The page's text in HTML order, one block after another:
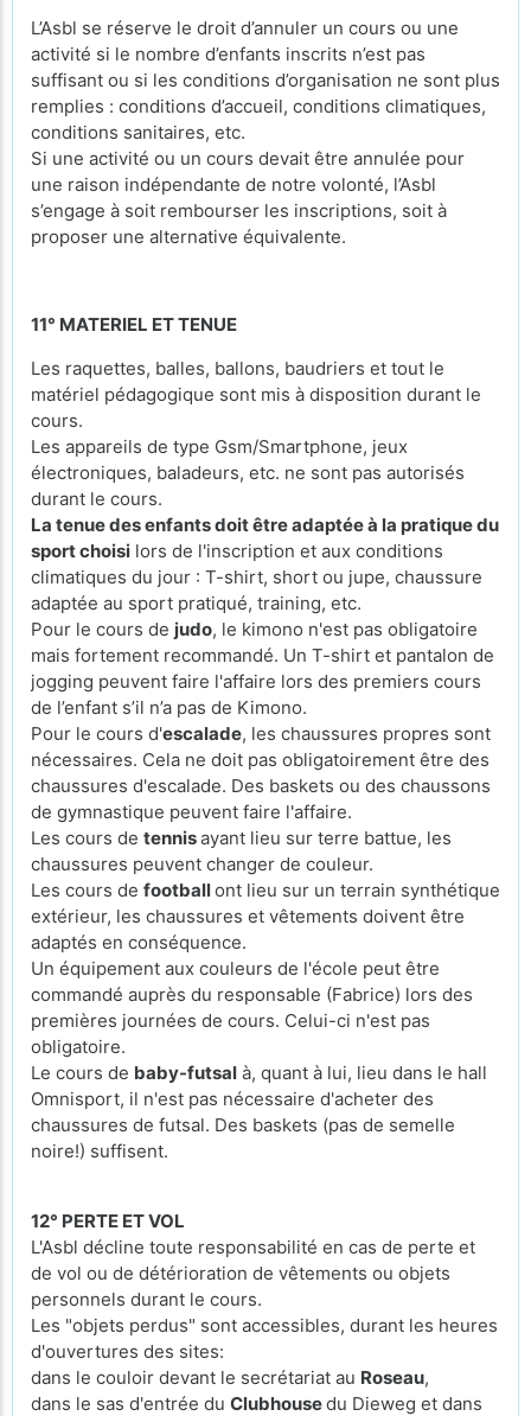
L’Asbl se réserve le droit d’annuler un cours ou une
activité si le nombre d’enfants inscrits n’est pas
suffisant ou si les conditions d’organisation ne sont plus
remplies : conditions d’accueil, conditions climatiques,
conditions sanitaires, etc.
Si une activité ou un cours devait être annulée pour
une raison indépendante de notre volonté, l’Asbl
s’engage à soit rembourser les inscriptions, soit à
proposer une alternative équivalente.
11° MATERIEL ET TENUE
Les raquettes, balles, ballons, baudriers et tout le
matériel pédagogique sont mis à disposition durant le
cours.
Les appareils de type Gsm/Smartphone, jeux
électroniques, baladeurs, etc. ne sont pas autorisés
durant le cours.
La tenue des enfants doit être adaptée à la pratique du
sport choisi lors de l'inscription et aux conditions
climatiques du jour : T-shirt, short ou jupe, chaussure
adaptée au sport pratiqué, training, etc.
Pour le cours de judo, le kimono n'est pas obligatoire
mais fortement recommandé. Un T-shirt et pantalon de
jogging peuvent faire l'affaire lors des premiers cours
de l’enfant s’il n’a pas de Kimono.
Pour le cours d'escalade, les chaussures propres sont
nécessaires. Cela ne doit pas obligatoirement être des
chaussures d'escalade. Des baskets ou des chaussons
de gymnastique peuvent faire l'affaire.
Les cours de tennisayant lieu sur terre battue, les
chaussures peuvent changer de couleur.
Les cours de footballont lieu sur un terrain synthétique
extérieur, les chaussures et vêtements doivent être
adaptés en conséquence.
Un équipement aux couleurs de l'école peut être
commandé auprès du responsable (Fabrice) lors des
premières journées de cours. Celui-ci n'est pas
obligatoire.
Le cours de baby-futsal à, quant à lui, lieu dans le hall
Omnisport, il n'est pas nécessaire d'acheter des
chaussures de futsal. Des baskets (pas de semelle
noire!) suffisent.
12° PERTE ET VOL
L'Asbl décline toute responsabilité en cas de perte et
de vol ou de détérioration de vêtements ou objets
personnels durant le cours.
Les "objets perdus" sont accessibles, durant les heures
d'ouvertures des sites:
dans le couloir devant le secrétariat au Roseau,
dans le sas d'entrée du Clubhousedu Dieweg et dans